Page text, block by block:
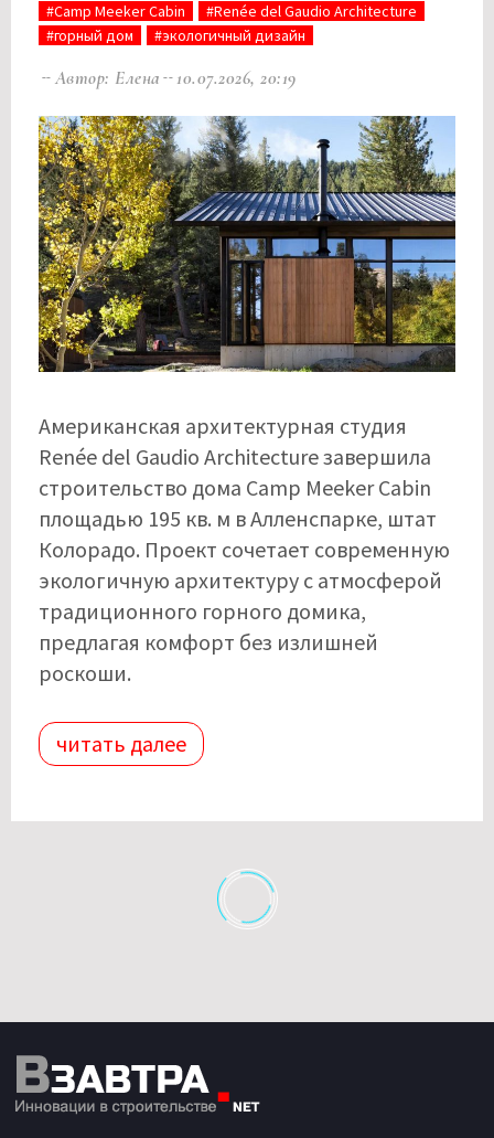
#Camp Meeker Cabin
#Renée del Gaudio Architecture
#горный дом
#экологичный дизайн
Автор: Елена 10.07.2026, 20:19
Американская архитектурная студия
Renée del Gaudio Architecture завершила
строительство дома Camp Meeker Cabin
площадью 195 кв. м в Алленспарке, штат
Колорадо. Проект сочетает современную
экологичную архитектуру с атмосферой
традиционного горного домика,
предлагая комфорт без излишней
роскоши.
читать далее